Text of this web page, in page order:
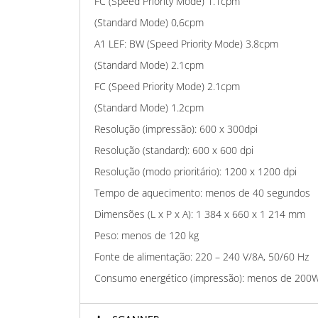
(Standard Mode) 0,6cpm
A1 LEF: BW (Speed Priority Mode) 3.8cpm
(Standard Mode) 2.1cpm
FC (Speed Priority Mode) 2.1cpm
(Standard Mode) 1.2cpm
Resolução (impressão): 600 x 300dpi
Resolução (standard): 600 x 600 dpi
Resolução (modo prioritário): 1200 x 1200 dpi
Tempo de aquecimento: menos de 40 segundos
Dimensões (L x P x A): 1 384 x 660 x 1 214 mm
Peso: menos de 120 kg
Fonte de alimentação: 220 – 240 V/8A, 50/60 Hz
Consumo energético (impressão): menos de